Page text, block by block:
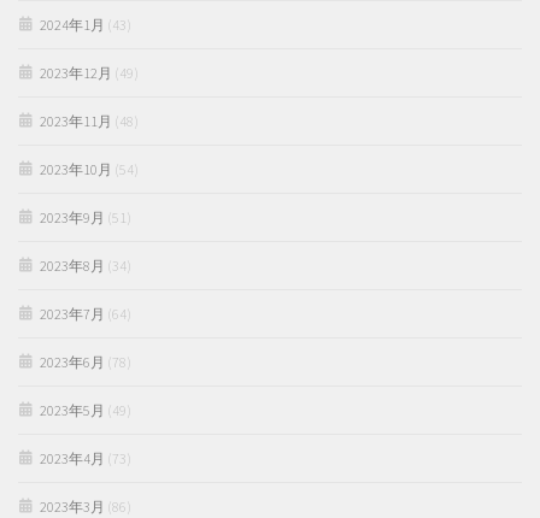
2024年1月 (43)
2023年12月 (49)
2023年11月 (48)
2023年10月 (54)
2023年9月 (51)
2023年8月 (34)
2023年7月 (64)
2023年6月 (78)
2023年5月 (49)
2023年4月 (73)
2023年3月 (86)